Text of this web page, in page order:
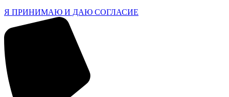
Я ПРИНИМАЮ И ДАЮ СОГЛАСИЕ